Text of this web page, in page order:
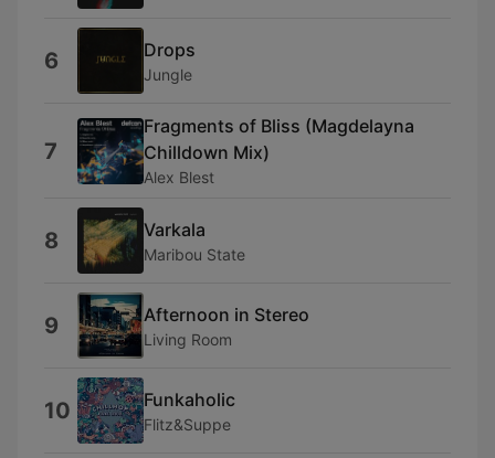
6 Drops
Jungle
7
Fragments of Bliss (Magdelayna
Chilldown Mix)
Alex Blest
8 Varkala
Maribou State
9 Afternoon in Stereo
Living Room
10 Funkaholic
Flitz&Suppe